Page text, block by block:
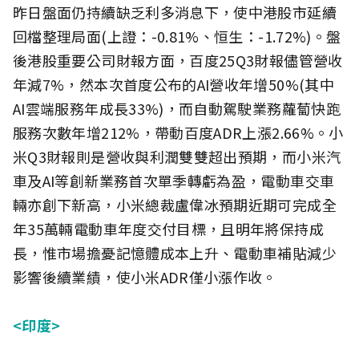
昨日盤面仍持續缺乏利多消息下，使中港股市延續
回檔整理局面(上證：-0.81%、恒生：-1.72%)。盤
後港股重要公司財報方面，百度25Q3財報儘管營收
年減7%，然本次首度公布的AI營收年增50%(其中
AI雲端服務年成長33%)，而自動駕駛業務蘿蔔快跑
服務次數年增212%，帶動百度ADR上漲2.66%。小
米Q3財報則是營收與利潤雙雙超出預期，而小米汽
車及AI等創新業務首次單季轉虧為盈，電動車交車
輛亦創下新高，小米總裁盧偉冰預期近期可完成全
年35萬輛電動車年度交付目標，且明年將保持成
長，惟市場擔憂記憶體成本上升、電動車補貼減少
影響後續業績，使小米ADR僅小漲作收。
<印度>